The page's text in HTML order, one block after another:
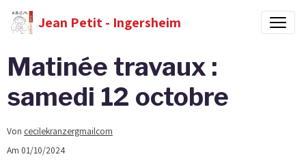
Jean Petit - Ingersheim
Matinée travaux :
samedi 12 octobre
Von cecilekranzergmailcom
Am 01/10/2024